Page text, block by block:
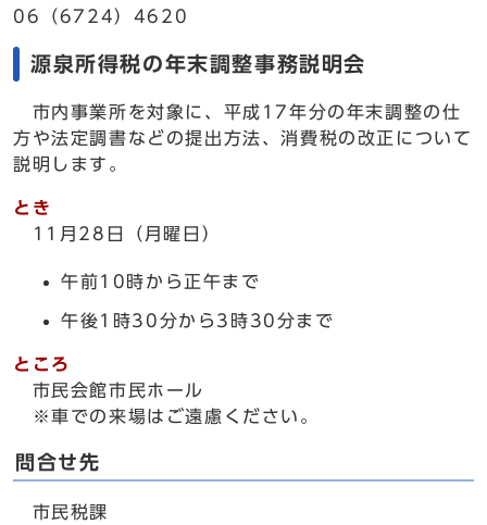
06（6724）4620
源泉所得税の年末調整事務説明会
市内事業所を対象に、平成17年分の年末調整の仕
方や法定調書などの提出方法、消費税の改正について
説明します。
とき
11月28日（月曜日）
午前10時から正午まで
午後1時30分から3時30分まで
ところ
市民会館市民ホール
※車での来場はご遠慮ください。
問合せ先
市民税課